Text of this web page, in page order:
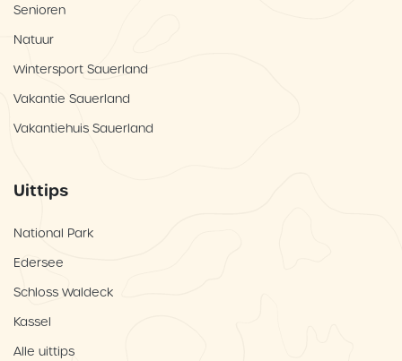
Senioren
Natuur
Wintersport Sauerland
Vakantie Sauerland
Vakantiehuis Sauerland
Uittips
National Park
Edersee
Schloss Waldeck
Kassel
Alle uittips